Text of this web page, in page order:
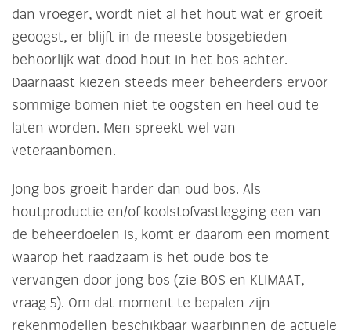
dan vroeger, wordt niet al het hout wat er groeit
geoogst, er blijft in de meeste bosgebieden
behoorlijk wat dood hout in het bos achter.
Daarnaast kiezen steeds meer beheerders ervoor
sommige bomen niet te oogsten en heel oud te
laten worden. Men spreekt wel van
veteraanbomen.
Jong bos groeit harder dan oud bos. Als
houtproductie en/of koolstofvastlegging een van
de beheerdoelen is, komt er daarom een moment
waarop het raadzaam is het oude bos te
vervangen door jong bos (zie BOS en KLIMAAT,
vraag 5). Om dat moment te bepalen zijn
rekenmodellen beschikbaar waarbinnen de actuele